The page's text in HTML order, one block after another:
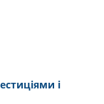
і